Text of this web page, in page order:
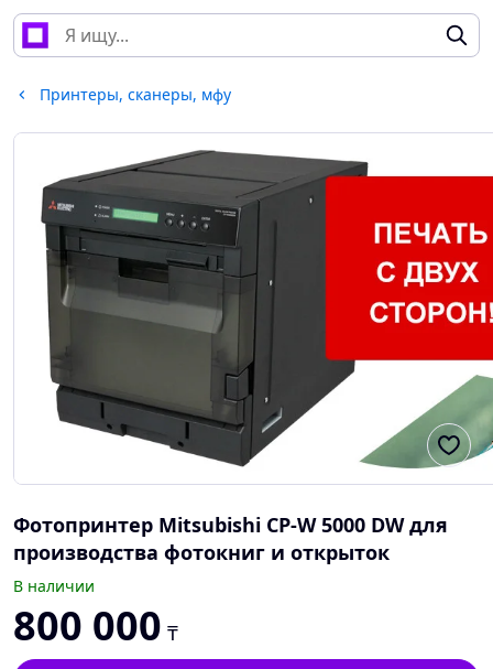
Принтеры, сканеры, мфу
Фотопринтер Mitsubishi CP-W 5000 DW для
производства фотокниг и открыток
В наличии
800 000 ₸